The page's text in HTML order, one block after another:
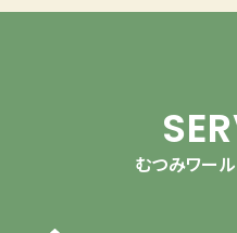
むつみワー